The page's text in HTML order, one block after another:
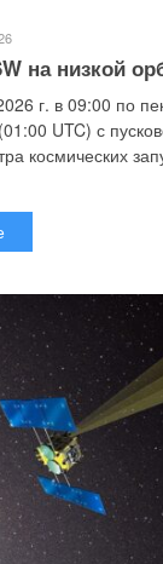
на низкой
г. в 09:00 по
UTC) с
космических